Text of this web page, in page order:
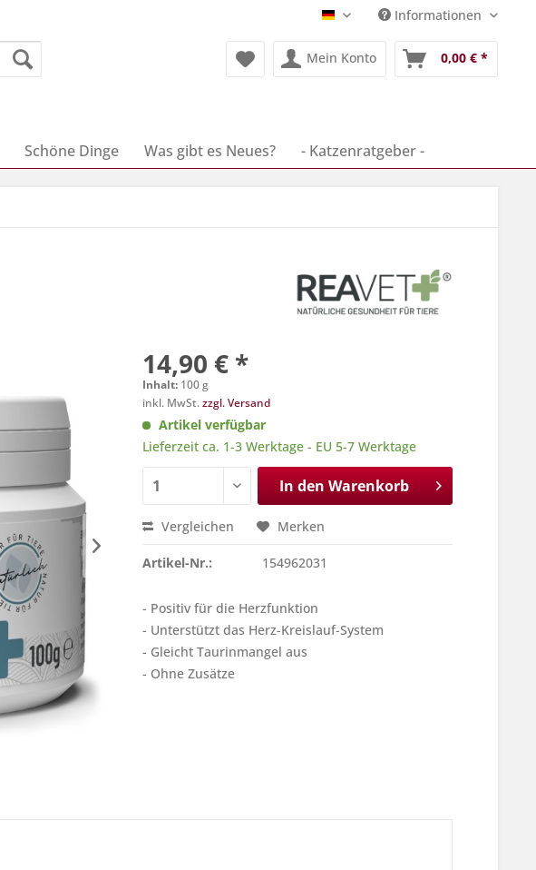
Deutsch Informationen
Mein Konto 0,00 € *
Schöne Dinge Was gibt es Neues? - Katzenratgeber -
14,90 € *
Inhalt: 100 g
inkl. MwSt.zzgl. Versand
Artikel verfügbar
Lieferzeit ca. 1-3 Werktage - EU 5-7 Werktage
In den Warenkorb
Vergleichen Merken
Artikel-Nr.: 154962031
- Positiv für die Herzfunktion
- Unterstützt das Herz-Kreislauf-System
- Gleicht Taurinmangel aus
- Ohne Zusätze